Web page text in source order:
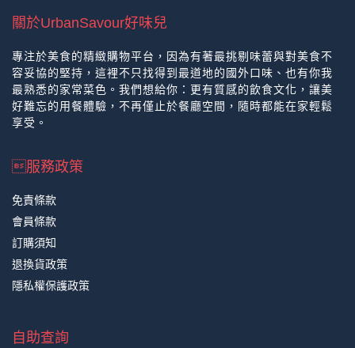
關於UrbanSavour好味兒
專注於美食的精緻購物平台，因為有著最挑剔味蕾與對美食不
容妥協的堅持，這裡不只找得到最道地的國外口味、也有你我
最熟悉的家常菜色。我們想給你：更有質感的飲食文化，讓美
好難忘的用餐體驗，不再僅止於餐廳空間，隨時都能在家輕鬆
享受。
服務政策
免責條款
會員條款
訂購須知
退換貨政策
隱私權保護政策
自助查詢